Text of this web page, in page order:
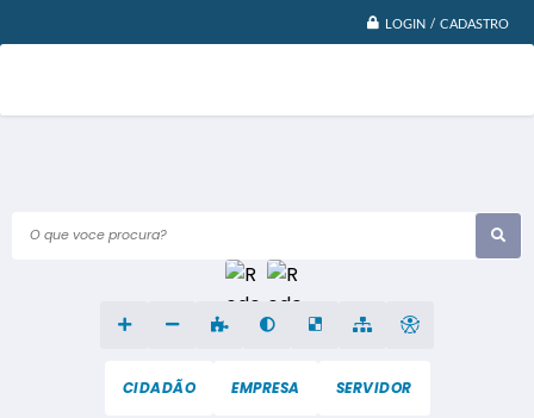
LOGIN / CADASTRO
O que voce procura?
CIDADÃO EMPRESA SERVIDOR